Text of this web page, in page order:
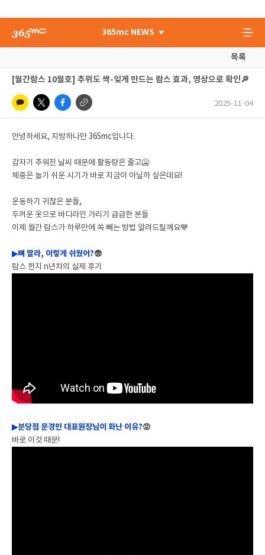
365mc NEWS
목록
[월간람스 10월호] 추위도 싹-잊게 만드는 람스 효과, 영상으로 확인🔎
2025-11-04
안녕하세요, 지방하나만 365mc입니다.
갑자기 추워진 날씨 때문에 활동량은 줄고🥶
체중은 늘기 쉬운 시기가 바로 지금이 아닐까 싶은데요!
운동하기 귀찮은 분들,
두꺼운 옷으로 바디라인 가리기 급급한 분들
이제 월간 람스가 하루만에 쏙 빼는 방법 알려드릴께요💙
▶뼈 말라, 이렇게 쉬웠어?😨
람스 한지 n년차의 실제 후기
▶분당점 문경민 대표원장님이 화난 이유?😡
바로 이것 때문!